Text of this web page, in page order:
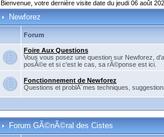
Bienvenue, votre dernière visite date du jeudi 06 août
Newforez
Forum
Foire Aux Questions
Vous vous posez une question sur Newforez,
posÃ©e et si c'est le cas, sa rÃ©ponse est ici.
Fonctionnement de Newforez
Questions et problÃ¨mes techniques,
Forum GÃ©nÃ©ral des Cistes